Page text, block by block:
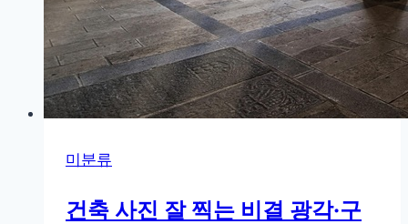
핵
심
팁
미분류
건축 사진 잘 찍는 비결 광각·구